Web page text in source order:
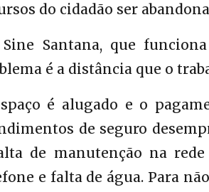
do cidadão ser
Santana, que
é a distância que o
é alugado e o
de seguro
de manutenção na
e falta de água. Para